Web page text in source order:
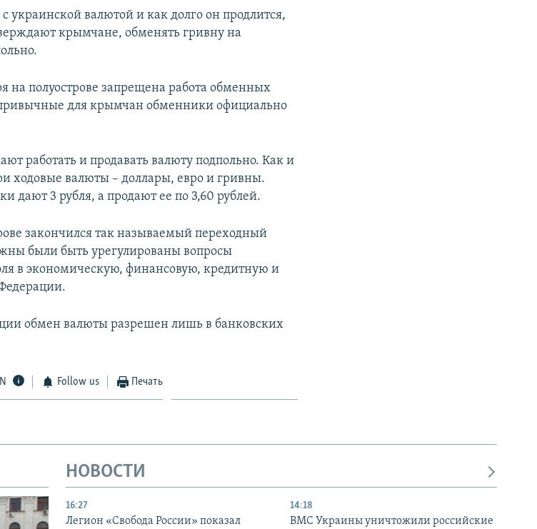
украинской валютой и как долго он продлится,
крымчане, обменять гривну на
на полуострове запрещена работа обменных
для крымчан обменники официально
работать и продавать валюту подпольно. Как и
ходовые валюты – доллары, евро и гривны.
дают 3 рубля, а продают ее по 3,60 рублей.
закончился так называемый переходный
были быть урегулированы вопросы
в экономическую, финансовую, кредитную и
обмен валюты разрешен лишь в банковских
Follow us Печать
НОВОСТИ
16:27
Легион «Свобода России» показал
14:18
ВМС Украины уничтожили российские